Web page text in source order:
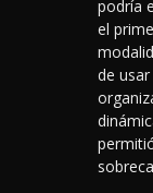
podría
el
de